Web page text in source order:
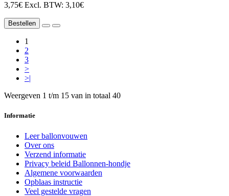
3,75€ Excl. BTW: 3,10€
Bestellen
1
2
3
>
>|
Weergeven 1 t/m 15 van in totaal 40
Informatie
Leer ballonvouwen
Over ons
Verzend informatie
Privacy beleid Ballonnen-hondje
Algemene voorwaarden
Opblaas instructie
Veel gestelde vragen